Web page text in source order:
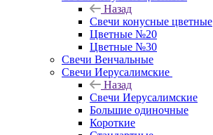
Назад
Свечи конусные цветные
Цветные №20
Цветные №30
Свечи Венчальные
Свечи Иерусалимские
Назад
Свечи Иерусалимские
Большие одиночные
Короткие